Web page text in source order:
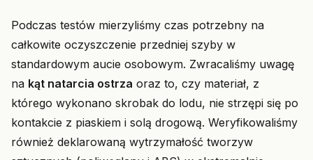
Podczas testów mierzyliśmy czas potrzebny na
całkowite oczyszczenie przedniej szyby w
standardowym aucie osobowym. Zwracaliśmy uwagę
na kąt natarcia ostrza oraz to, czy materiał, z
którego wykonano skrobak do lodu, nie strzępi się po
kontakcie z piaskiem i solą drogową. Weryfikowaliśmy
również deklarowaną wytrzymałość tworzyw